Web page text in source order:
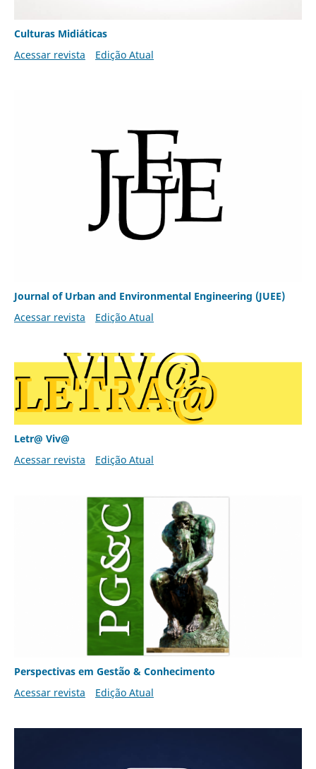
Culturas Midiáticas
Acessar revista
Edição Atual
Journal of Urban and Environmental Engineering (JUEE)
Acessar revista
Edição Atual
Letr@ Viv@
Acessar revista
Edição Atual
Perspectivas em Gestão & Conhecimento
Acessar revista
Edição Atual